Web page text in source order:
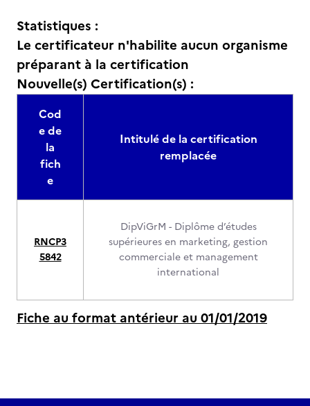
Statistiques :
Le certificateur n'habilite aucun organisme
préparant à la certification
Nouvelle(s) Certification(s) :
Cod
e de
la
fich
e
Intitulé de la certification
remplacée
RNCP3
5842
DipViGrM - Diplôme d’études
supérieures en marketing, gestion
commerciale et management
international
Fiche au format antérieur au 01/01/2019